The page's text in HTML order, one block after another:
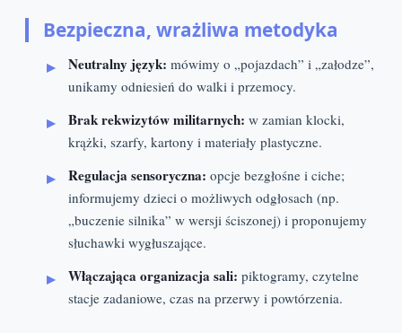
Bezpieczna, wrażliwa metodyka
Neutralny język: mówimy o „pojazdach” i „załodze”,
unikamy odniesień do walki i przemocy.
Brak rekwizytów militarnych: w zamian klocki,
krążki, szarfy, kartony i materiały plastyczne.
Regulacja sensoryczna: opcje bezgłośne i ciche;
informujemy dzieci o możliwych odgłosach (np.
„buczenie silnika” w wersji ściszonej) i proponujemy
słuchawki wygłuszające.
Włączająca organizacja sali: piktogramy, czytelne
stacje zadaniowe, czas na przerwy i powtórzenia.